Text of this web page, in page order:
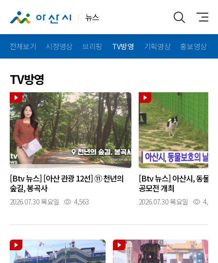
뉴스
전체보기 시정영상 브리핑 TV방영 기획영상 홍보영상
TV방영
[Btv 뉴스] [아산 관광 12선] ⑪ 천년의
숲길, 봉곡사
2026.07.30 목요일 4,563
[Btv 뉴스] 아산시, 동물
공모전 개최
2026.07.30 목요일 4,598